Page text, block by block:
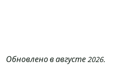
Обновлено в августе 2026.